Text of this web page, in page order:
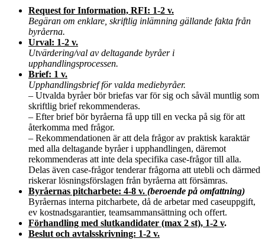
Request for Information, RFI: 1-2 v.
Begäran om enklare, skriftlig inlämning gällande fakta från
byråerna.
Urval: 1-2 v.
Utvärdering/val av deltagande byråer i
upphandlingsprocessen.
Brief: 1 v.
Upphandlingsbrief för valda mediebyråer.
– Utvalda byråer bör briefas var för sig och såväl muntlig som
skriftlig brief rekommenderas.
– Efter brief bör byråerna få upp till en vecka på sig för att
återkomma med frågor.
– Rekommendationen är att dela frågor av praktisk karaktär
med alla deltagande byråer i upphandlingen, däremot
rekommenderas att inte dela specifika case-frågor till alla.
Delas även case-frågor tenderar frågorna att utebli och därmed
riskerar lösningsförslagen från byråerna att försämras.
Byråernas pitcharbete: 4-8 v. (beroende på omfattning)
Byråernas interna pitcharbete, då de arbetar med caseuppgift,
ev kostnadsgarantier, teamsammansättning och offert.
Förhandling med slutkandidater (max 2 st), 1-2 v.
Beslut och avtalsskrivning: 1-2 v.